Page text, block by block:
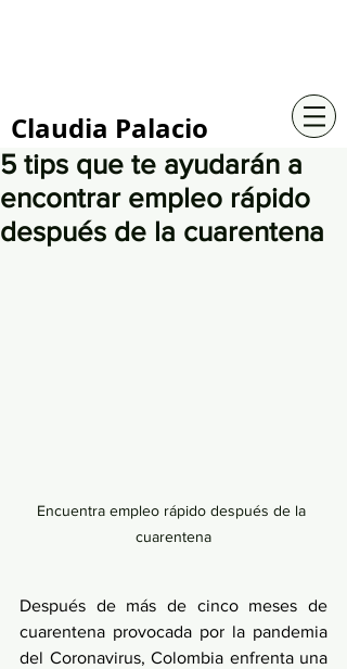
Claudia Palacio
5 tips que te ayudarán a
encontrar empleo rápido
después de la cuarentena
Encuentra empleo rápido después de la
cuarentena
Después de más de cinco meses de
cuarentena provocada por la pandemia
del Coronavirus, Colombia enfrenta una